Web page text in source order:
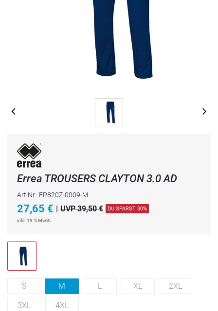
Errea TROUSERS CLAYTON 3.0 AD
Art.Nr.: FP820Z-0009-M
27,65 € | UVP 39,50 € DU SPARST 30%
inkl. 19 % MwSt.
S M L XL 2XL
3XL 4XL